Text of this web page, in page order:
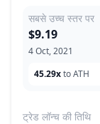
सबसे उच्च स्तर पर
4 Oct, 2021
$9.19
45.29xto ATH
ट्रेड लॉन्च की तिथि